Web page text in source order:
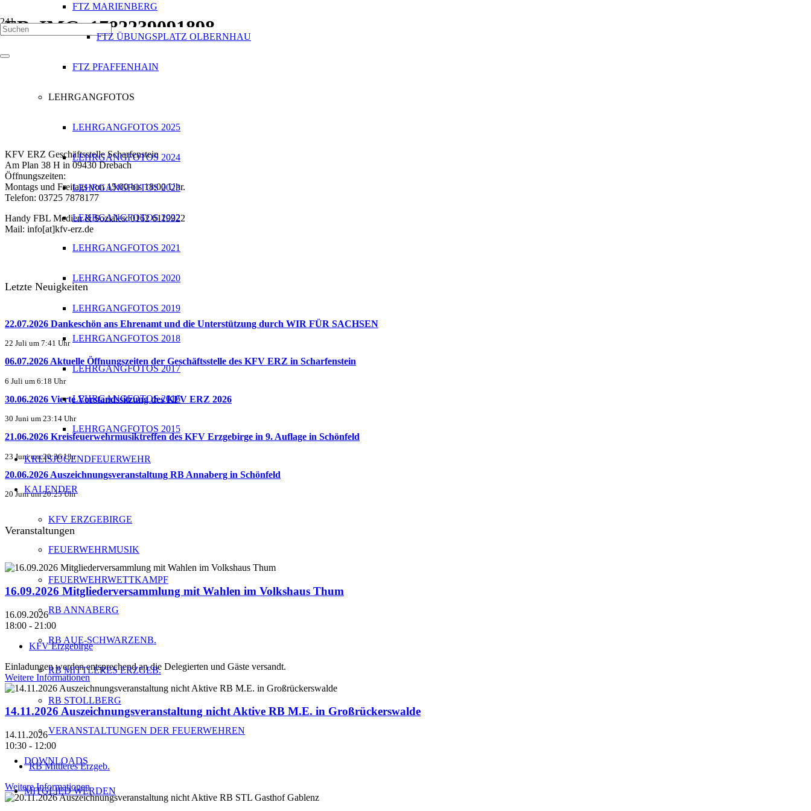
FTZ MARIENBERG
FTZ ÜBUNGSPLATZ OLBERNHAU
FTZ PFAFFENHAIN
LEHRGANGFOTOS
LEHRGANGFOTOS 2025
LEHRGANGFOTOS 2024
LEHRGANGFOTOS 2023
LEHRGANGFOTOS 2022
LEHRGANGFOTOS 2021
LEHRGANGFOTOS 2020
LEHRGANGFOTOS 2019
LEHRGANGFOTOS 2018
LEHRGANGFOTOS 2017
LEHRGANGFOTOS 2016
LEHRGANGFOTOS 2015
KREISJUGENDFEUERWEHR
KALENDER
KFV ERZGEBIRGE
FEUERWEHRMUSIK
FEUERWEHRWETTKAMPF
RB ANNABERG
RB AUE-SCHWARZENB.
RB MITTLERES ERZGEB.
RB STOLLBERG
VERANSTALTUNGEN DER FEUERWEHREN
DOWNLOADS
MITGLIED WERDEN
FB_IMG_1782239091898
Kontakt zum KFV Erzgebirge
Bei Fragen können Sie sich direkt an uns wenden:
KFV ERZ Geschäftsstelle Scharfenstein
Am Plan 38 H in 09430 Drebach
Öffnungszeiten:
Montags und Freitags von 15:00 bis 18:00 Uhr.
Telefon: 03725 7878177
Handy FBL Medien & Soziales: 0162 6119922
Mail: info[at]kfv-erz.de
Letzte Neuigkeiten
22.07.2026 Dankeschön ans Ehrenamt und die Unterstützung durch WIR FÜR SACHSEN
22 Juli um 7:41 Uhr
06.07.2026 Aktuelle Öffnungszeiten der Geschäftsstelle des KFV ERZ in Scharfenstein
6 Juli um 6:18 Uhr
30.06.2026 Vierte Vorstandssitzung des KFV ERZ 2026
30 Juni um 23:14 Uhr
21.06.2026 Kreisfeuerwehrmusiktreffen des KFV Erzgebirge in 9. Auflage in Schönfeld
23 Juni um 20:36 Uhr
20.06.2026 Auszeichnungsveranstaltung RB Annaberg in Schönfeld
20 Juni um 20:25 Uhr
Veranstaltungen
16.09.2026 Mitgliederversammlung mit Wahlen im Volkshaus Thum
16.09.2026
18:00 - 21:00
KFV Erzgebirge
Einladungen werden entsprechend an die Delegierten und Gäste versandt.
Weitere Informationen
14.11.2026 Auszeichnungsveranstaltung nicht Aktive RB M.E. in Großrückerswalde
14.11.2026
10:30 - 12:00
RB Mittleres Erzgeb.
Weitere Informationen